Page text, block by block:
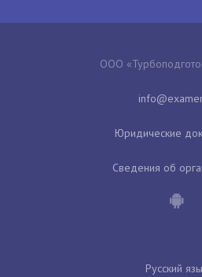
ООО
Юридические
Сведения об
Русский